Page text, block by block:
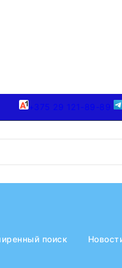
+375 29 121-89-89
поиск